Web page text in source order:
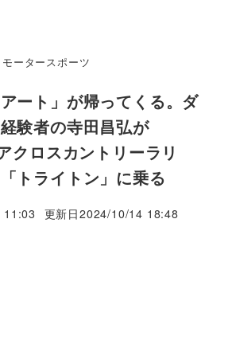
モータースポーツ
ート」が帰ってくる。ダ
験者の寺田昌弘が
クロスカントリーラリ
トライトン」に乗る
更新日2024/10/14 18:48